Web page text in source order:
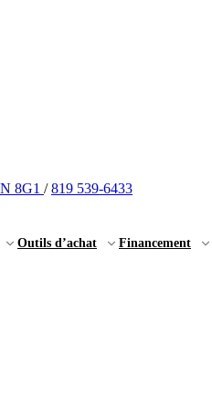
8G1 / 819 539-6433
Outils d’achat Financement